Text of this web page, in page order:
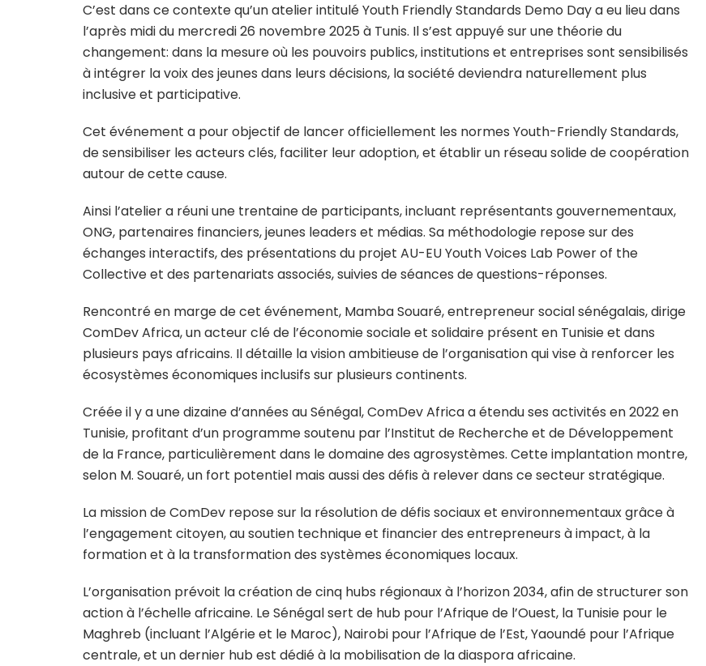
C’est dans ce contexte qu’un atelier intitulé Youth Friendly Standards Demo Day a eu lieu dans
l’après midi du mercredi 26 novembre 2025 à Tunis. Il s’est appuyé sur une théorie du
changement: dans la mesure où les pouvoirs publics, institutions et entreprises sont sensibilisés
à intégrer la voix des jeunes dans leurs décisions, la société deviendra naturellement plus
inclusive et participative.
Cet événement a pour objectif de lancer officiellement les normes Youth-Friendly Standards,
de sensibiliser les acteurs clés, faciliter leur adoption, et établir un réseau solide de coopération
autour de cette cause.
Ainsi l’atelier a réuni une trentaine de participants, incluant représentants gouvernementaux,
ONG, partenaires financiers, jeunes leaders et médias. Sa méthodologie repose sur des
échanges interactifs, des présentations du projet AU-EU Youth Voices Lab Power of the
Collective et des partenariats associés, suivies de séances de questions-réponses.
Rencontré en marge de cet événement, Mamba Souaré, entrepreneur social sénégalais, dirige
ComDev Africa, un acteur clé de l’économie sociale et solidaire présent en Tunisie et dans
plusieurs pays africains. Il détaille la vision ambitieuse de l’organisation qui vise à renforcer les
écosystèmes économiques inclusifs sur plusieurs continents.
Créée il y a une dizaine d’années au Sénégal, ComDev Africa a étendu ses activités en 2022 en
Tunisie, profitant d’un programme soutenu par l’Institut de Recherche et de Développement
de la France, particulièrement dans le domaine des agrosystèmes. Cette implantation montre,
selon M. Souaré, un fort potentiel mais aussi des défis à relever dans ce secteur stratégique.
La mission de ComDev repose sur la résolution de défis sociaux et environnementaux grâce à
l’engagement citoyen, au soutien technique et financier des entrepreneurs à impact, à la
formation et à la transformation des systèmes économiques locaux.
L’organisation prévoit la création de cinq hubs régionaux à l’horizon 2034, afin de structurer son
action à l’échelle africaine. Le Sénégal sert de hub pour l’Afrique de l’Ouest, la Tunisie pour le
Maghreb (incluant l’Algérie et le Maroc), Nairobi pour l’Afrique de l’Est, Yaoundé pour l’Afrique
centrale, et un dernier hub est dédié à la mobilisation de la diaspora africaine.